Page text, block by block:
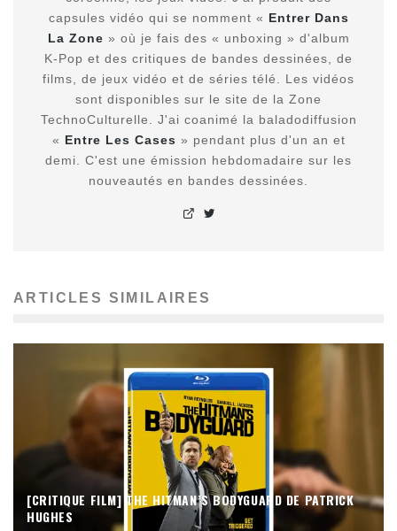
capsules vidéo qui se nomment « Entrer Dans
La Zone » où je fais des « unboxing » d'album
K-Pop et des critiques de bandes dessinées, de
films, de jeux vidéo et de séries télé. Les vidéos
sont disponibles sur le site de la Zone
TechnoCulturelle. J'ai coanimé la baladodiffusion
« Entre Les Cases » pendant plus d'un an et
demi. C'est une émission hebdomadaire sur les
nouveautés en bandes dessinées.
ARTICLES SIMILAIRES
[CRITIQUE FILM] THE HITMAN’S BODYGUARD DE PATRICK
HUGHES